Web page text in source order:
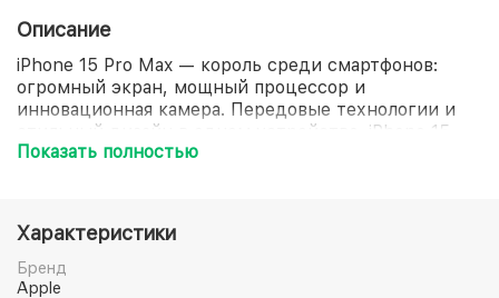
Описание
iPhone 15 Pro Max — король среди смартфонов:
огромный экран, мощный процессор и
инновационная камера. Передовые технологии и
стильный дизайн в одном устройстве. iPhone 15
Pro Max оснащен огромным 6,7-дюймовым Super
Мощнейший процессор гарантирует плавную и
быструю работу в любых сценариях использования.
Основная камера с тремя объективами, оптической
стабилизацией и функцией “Киноэффект”
Показать полностью
Характеристики
Бренд
Apple